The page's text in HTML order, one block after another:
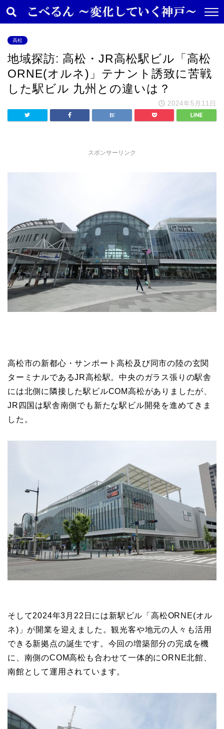
高松
地域探訪: 高松・JR高松駅ビル「高松
ORNE(オルネ)」テナント誘致に苦戦
した駅ビル 九州との違いは？
2024年5月11日
スポンサーリンク
高松市の新都心・サンポート高松及び同市の陸の玄関
ターミナルであるJR高松駅。中央のガラス張りの駅舎
には北側に隣接した駅ビルCOM高松がありましたが、
JR四国は駅舎南側でも新たな駅ビル開発を進めてきま
した。
そして2024年3月22日には新駅ビル「高松ORNE(オル
ネ)」が開業を迎えました。観光客や地元の人々も活用
できる新拠点の誕生です。今回の増築部分の完成を機
に、南側のCOM高松も合わせて一体的にORNE北館、
南館として運用されています。